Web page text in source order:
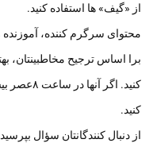
از «گیف» ها استفاده کنید.
محتوای سرگرم کننده، آموزنده
برا اساس ترجیح مخاطبینتان،
کنید. اگر
کنید.
از دنبال کنندگانتان سؤال